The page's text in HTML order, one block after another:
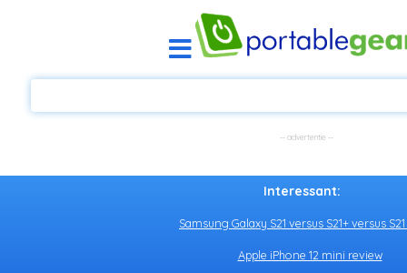
Interessant:
Samsung Galaxy S21 versus S21+ versus
Apple iPhone 12 mini review